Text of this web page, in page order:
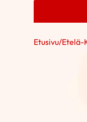
Etusivu/Etelä-